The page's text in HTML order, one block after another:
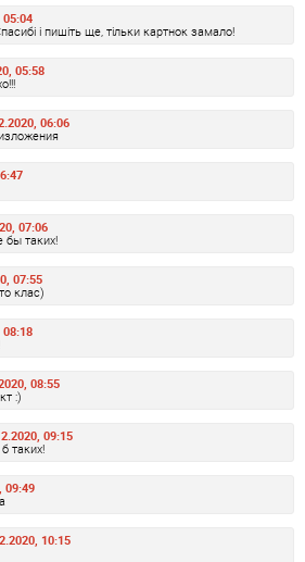
05:04
і пишіть ще, тільки картнок замало!
05:58
06:06
07:06
бы таких!
07:55
клас)
08:18
08:55
:)
09:15
таких!
09:49
10:15